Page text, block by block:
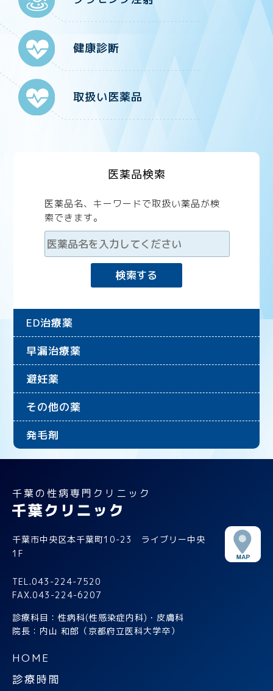
健康診断
取扱い医薬品
医薬品検索
医薬品名、キーワードで取扱い薬品が検
索できます。
ED治療薬
早漏治療薬
避妊薬
その他の薬
発毛剤
千葉の性病専門クリニック
千葉市中央区本千葉町10-23 ライブリー中央
1F
TEL.043-224-7520
FAX.043-224-6207
診療科目：性病科(性感染症内科)・皮膚科
院長：内山 和郎（京都府立医科大学卒）
HOME
診療時間